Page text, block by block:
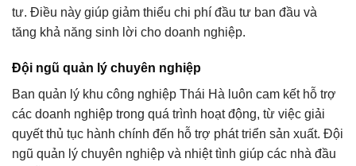
tư. Điều này giúp giảm thiểu chi phí đầu tư ban đầu và
tăng khả năng sinh lời cho doanh nghiệp.
Đội ngũ quản lý chuyên nghiệp
Ban quản lý khu công nghiệp Thái Hà luôn cam kết hỗ trợ
các doanh nghiệp trong quá trình hoạt động, từ việc giải
quyết thủ tục hành chính đến hỗ trợ phát triển sản xuất. Đội
ngũ quản lý chuyên nghiệp và nhiệt tình giúp các nhà đầu